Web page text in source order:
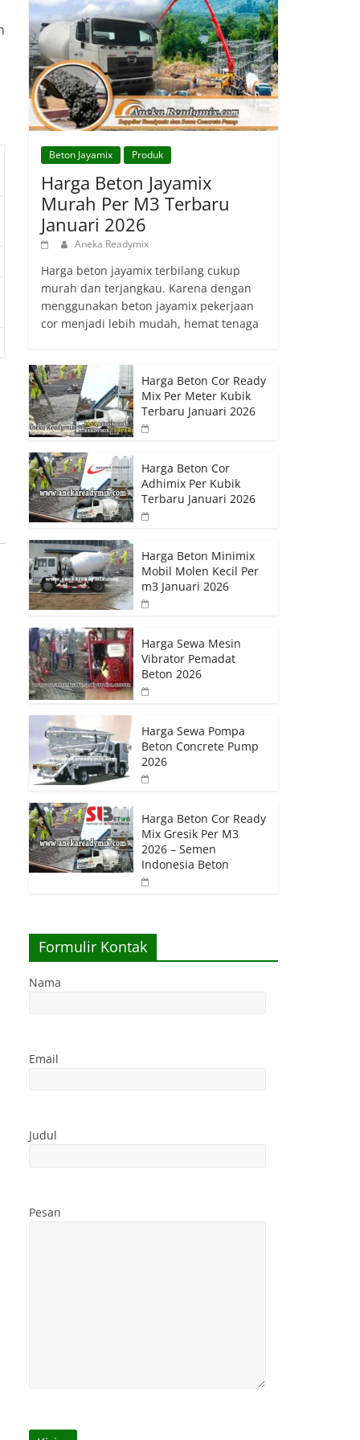
Beton Jayamix Produk
Harga Beton Jayamix
Murah Per M3 Terbaru
Januari 2026
Aneka Readymix
Harga beton jayamix terbilang cukup
murah dan terjangkau. Karena dengan
menggunakan beton jayamix pekerjaan
cor menjadi lebih mudah, hemat tenaga
Harga Beton Cor Ready
Mix Per Meter Kubik
Terbaru Januari 2026
Harga Beton Cor
Adhimix Per Kubik
Terbaru Januari 2026
Harga Beton Minimix
Mobil Molen Kecil Per
m3 Januari 2026
Harga Sewa Mesin
Vibrator Pemadat
Beton 2026
Harga Sewa Pompa
Beton Concrete Pump
2026
Harga Beton Cor Ready
Mix Gresik Per M3
2026 – Semen
Indonesia Beton
Formulir Kontak
Nama
Email
Judul
Pesan